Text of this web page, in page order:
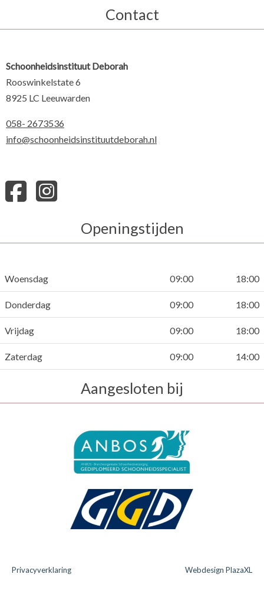
Contact
Schoonheidsinstituut Deborah
Rooswinkelstate 6
8925 LC Leeuwarden
058- 2673536
info@schoonheidsinstituutdeborah.nl
Openingstijden
Woensdag 09:00 18:00
Donderdag 09:00 18:00
Vrijdag 09:00 18:00
Zaterdag 09:00 14:00
Aangesloten bij
Privacyverklaring Webdesign PlazaXL